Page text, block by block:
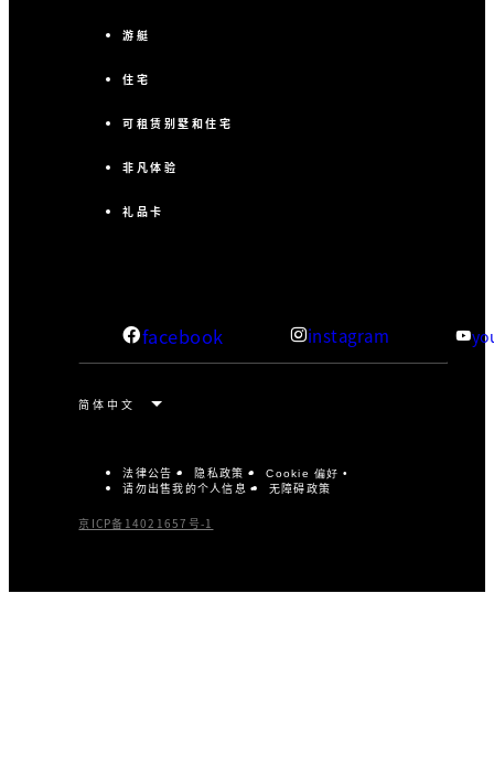
游艇
住宅
可租赁别墅和住宅
非凡体验
礼品卡
facebook instagram
法律公告 隐私政策 Cookie 偏好
请勿出售我的个人信息 无障碍政策
京ICP备14021657号-1